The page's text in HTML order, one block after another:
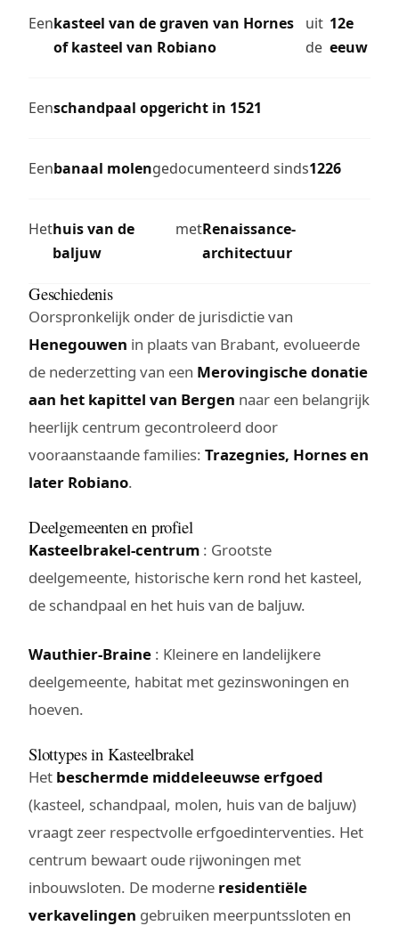
Eenkasteel van de graven van Hornes
of kasteel van Robiano
uit
de
12e
eeuw
Eenschandpaal opgericht in 1521
Eenbanaal molengedocumenteerd sinds1226
Hethuis van de
baljuw
metRenaissance-
architectuur
Geschiedenis
Oorspronkelijk onder de jurisdictie van
Henegouwen in plaats van Brabant, evolueerde
de nederzetting van een Merovingische donatie
aan het kapittel van Bergen naar een belangrijk
heerlijk centrum gecontroleerd door
vooraanstaande families: Trazegnies, Hornes en
later Robiano.
Deelgemeenten en profiel
Kasteelbrakel-centrum : Grootste
deelgemeente, historische kern rond het kasteel,
de schandpaal en het huis van de baljuw.
Wauthier-Braine : Kleinere en landelijkere
deelgemeente, habitat met gezinswoningen en
hoeven.
Slottypes in Kasteelbrakel
Het beschermde middeleeuwse erfgoed
(kasteel, schandpaal, molen, huis van de baljuw)
vraagt zeer respectvolle erfgoedinterventies. Het
centrum bewaart oude rijwoningen met
inbouwsloten. De moderne residentiële
verkavelingen gebruiken meerpuntssloten en